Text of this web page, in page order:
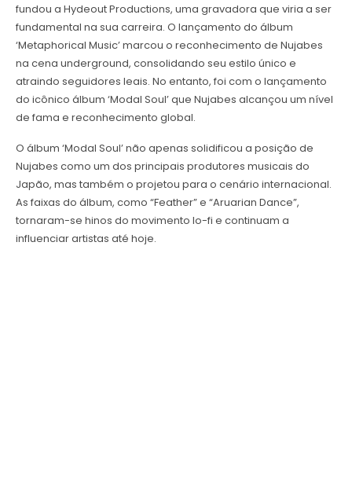
fundou a Hydeout Productions, uma gravadora que viria a ser
fundamental na sua carreira. O lançamento do álbum
‘Metaphorical Music’ marcou o reconhecimento de Nujabes
na cena underground, consolidando seu estilo único e
atraindo seguidores leais. No entanto, foi com o lançamento
do icônico álbum ‘Modal Soul’ que Nujabes alcançou um nível
de fama e reconhecimento global.
O álbum ‘Modal Soul’ não apenas solidificou a posição de
Nujabes como um dos principais produtores musicais do
Japão, mas também o projetou para o cenário internacional.
As faixas do álbum, como “Feather” e “Aruarian Dance”,
tornaram-se hinos do movimento lo-fi e continuam a
influenciar artistas até hoje.